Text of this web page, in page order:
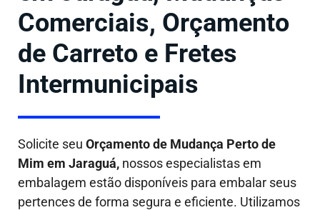
Comerciais, Orçamento
de Carreto e Fretes
Intermunicipais
Solicite seu Orçamento de Mudança Perto de
Mim em Jaraguá, nossos especialistas em
embalagem estão disponíveis para embalar seus
pertences de forma segura e eficiente. Utilizamos